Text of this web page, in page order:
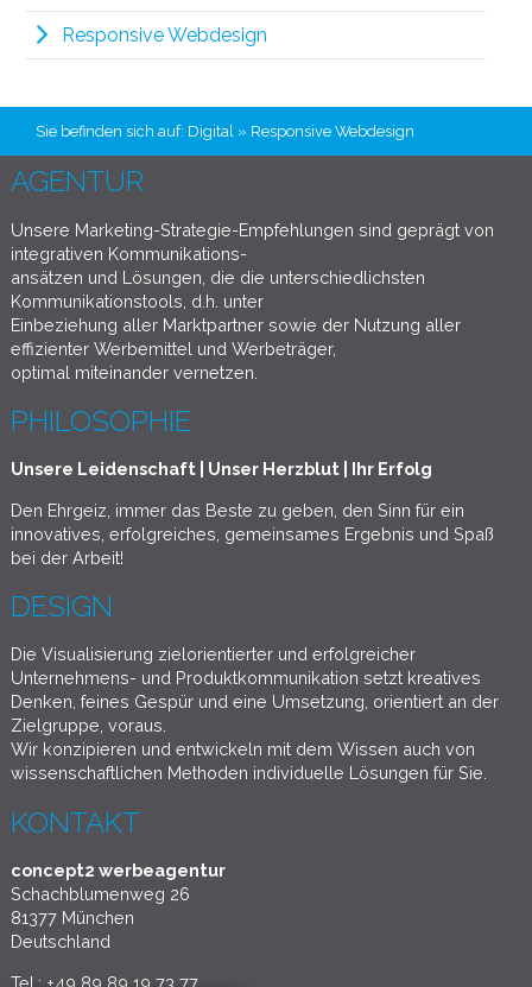
Responsive Webdesign
Sie befinden sich auf: Digital » Responsive Webdesign
AGENTUR
Unsere Marketing-Strategie-Empfehlungen sind geprägt von
integrativen Kommunikations-
ansätzen und Lösungen, die die unterschiedlichsten
Kommunikationstools, d.h. unter
Einbeziehung aller Marktpartner sowie der Nutzung aller
effizienter Werbemittel und Werbeträger,
optimal miteinander vernetzen.
PHILOSOPHIE
Unsere Leidenschaft | Unser Herzblut | Ihr Erfolg
Den Ehrgeiz, immer das Beste zu geben, den Sinn für ein
innovatives, erfolgreiches, gemeinsames Ergebnis und Spaß
bei der Arbeit!
DESIGN
Die Visualisierung zielorientierter und erfolgreicher
Unternehmens- und Produktkommunikation setzt kreatives
Denken, feines Gespür und eine Umsetzung, orientiert an der
Zielgruppe, voraus.
Wir konzipieren und entwickeln mit dem Wissen auch von
wissenschaftlichen Methoden individuelle Lösungen für Sie.
KONTAKT
concept2 werbeagentur
Schachblumenweg 26
81377 München
Deutschland
Tel.: +49 89 89 19 73 77